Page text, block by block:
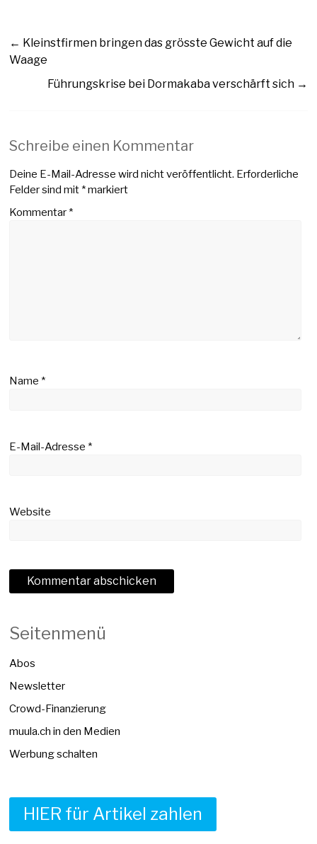
← Kleinstfirmen bringen das grösste Gewicht auf die
Waage
Führungskrise bei Dormakaba verschärft sich →
Schreibe einen Kommentar
Deine E-Mail-Adresse wird nicht veröffentlicht. Erforderliche
Felder sind mit*markiert
Kommentar*
Name*
E-Mail-Adresse*
Website
Seitenmenü
Abos
Newsletter
Crowd-Finanzierung
muula.ch in den Medien
Werbung schalten
HIER für Artikel zahlen